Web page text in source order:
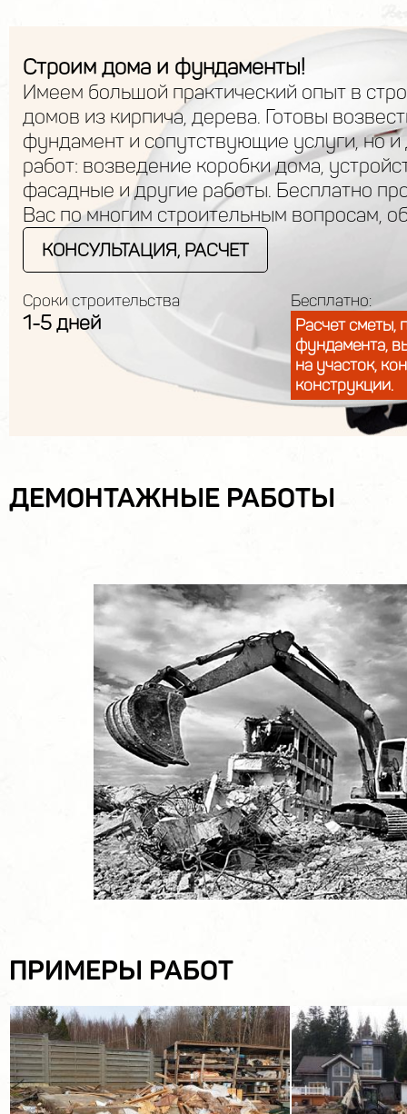
Строим дома и фундаменты!
Имеем большой практический опыт в
домов из кирпича, дерева. Готовы
фундамент и сопутствующие услуги, но
работ: возведение коробки дома,
фасадные и другие работы. Бесплатно
Вас по многим строительным вопросам,
КОНСУЛЬТАЦИЯ, РАСЧЕТ
Сроки строительства
1-5 дней
Бесплатно:
Расчет сметы,
фундамента,
на участок,
конструкции.
ДЕМОНТАЖНЫЕ РАБОТЫ
ПРИМЕРЫ РАБОТ